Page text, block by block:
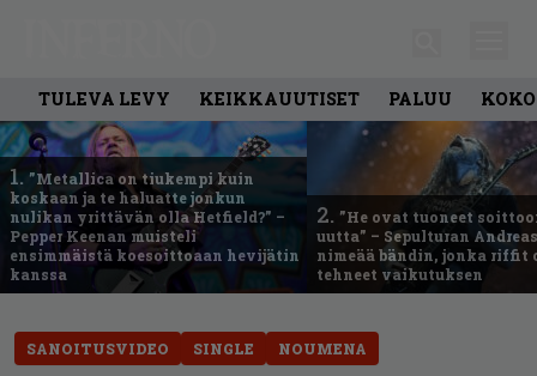
TULEVA LEVY KEIKKAUUTISET PALUU
1. ”Metallica on tiukempi kuin
koskaan ja te haluatte jonkun
nulikan yrittävän olla Hetfield?” –
Pepper Keenan muisteli
ensimmäistä koesoittoaan hevijätin
kanssa
2. ”He ovat tuoneet
uutta” – Sepulturan
nimeää bändin, jonka riffit
tehneet vaikutuksen
SANOITUSVIDEO SINGLE NOUMENA